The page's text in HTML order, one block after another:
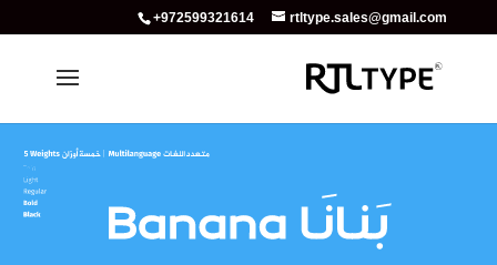
+972599321614 rtltype.sales@gmail.com